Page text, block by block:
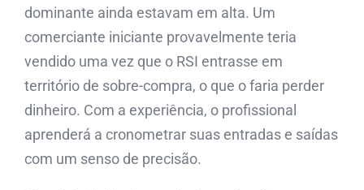
dominante ainda estavam em alta. Um
comerciante iniciante provavelmente teria
vendido uma vez que o RSI entrasse em
território de sobre-compra, o que o faria perder
dinheiro. Com a experiência, o profissional
aprenderá a cronometrar suas entradas e saídas
com um senso de precisão.